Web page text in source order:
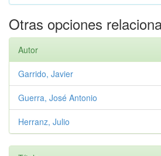
Otras opciones
Autor
Garrido, Javier
Guerra, José Antonio
Herranz, Julio